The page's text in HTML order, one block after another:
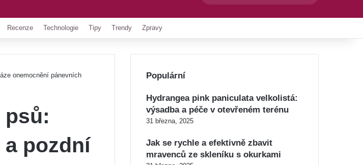
Recenze Technologie Tipy Trendy Zpravy
onemocnění pánevních
psů:
pozdní
Populární
Hydrangea pink paniculata velkolistá:
výsadba a péče v otevřeném terénu
31 března, 2025
Jak se rychle a efektivně zbavit
mravenců ze skleníku s okurkami